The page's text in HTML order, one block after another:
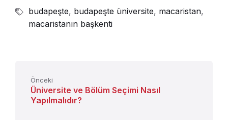
budapeşte, budapeşte üniversite, macaristan,
macaristanın başkenti
Önceki
Üniversite ve Bölüm Seçimi Nasıl
Yapılmalıdır?